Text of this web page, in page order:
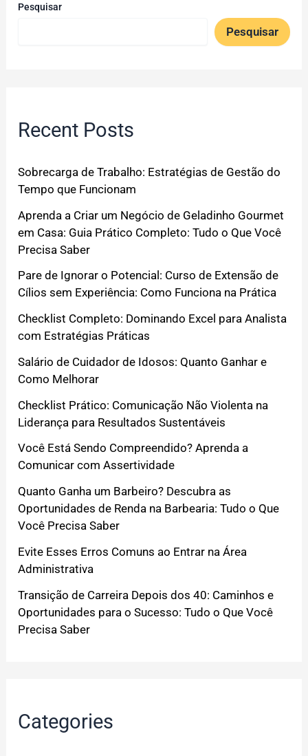
Pesquisar
Pesquisar
Recent Posts
Sobrecarga de Trabalho: Estratégias de Gestão do
Tempo que Funcionam
Aprenda a Criar um Negócio de Geladinho Gourmet
em Casa: Guia Prático Completo: Tudo o Que Você
Precisa Saber
Pare de Ignorar o Potencial: Curso de Extensão de
Cílios sem Experiência: Como Funciona na Prática
Checklist Completo: Dominando Excel para Analista
com Estratégias Práticas
Salário de Cuidador de Idosos: Quanto Ganhar e
Como Melhorar
Checklist Prático: Comunicação Não Violenta na
Liderança para Resultados Sustentáveis
Você Está Sendo Compreendido? Aprenda a
Comunicar com Assertividade
Quanto Ganha um Barbeiro? Descubra as
Oportunidades de Renda na Barbearia: Tudo o Que
Você Precisa Saber
Evite Esses Erros Comuns ao Entrar na Área
Administrativa
Transição de Carreira Depois dos 40: Caminhos e
Oportunidades para o Sucesso: Tudo o Que Você
Precisa Saber
Categories